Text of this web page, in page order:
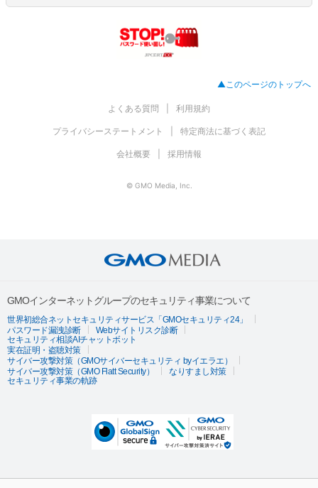
▲このページのトップへ
よくある質問 利用規約
プライバシーステートメント 特定商法に基づく表記
会社概要 採用情報
© GMO Media, Inc.
GMOインターネットグループのセキュリティ事業について
世界初総合ネットセキュリティサービス「GMOセキュリティ24」
パスワード漏洩診断
Webサイトリスク診断
セキュリティ相談AIチャットボット
実在証明・盗聴対策
サイバー攻撃対策（GMOサイバーセキュリティ byイエラエ）
サイバー攻撃対策（GMO Flatt Security）
なりすまし対策
セキュリティ事業の軌跡